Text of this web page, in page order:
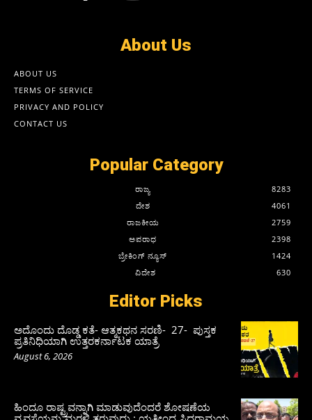
About Us
ABOUT US
TERMS OF SERVICE
PRIVACY AND POLICY
CONTACT US
Popular Category
ರಾಜ್ಯ
8283
ದೇಶ
4061
ರಾಜಕೀಯ
2759
ಅಪರಾಧ
2398
ಬ್ರೇಕಿಂಗ್ ನ್ಯೂಸ್
1424
ವಿದೇಶ
630
Editor Picks
ಅದೊಂದು ದೊಡ್ಡ ಕತೆ- ಆತ್ಮಕಥನ ಸರಣಿ- 27- ಪುಸ್ತಕ
ಪ್ರತಿನಿಧಿಯಾಗಿ ಉತ್ತರಕರ್ನಾಟಕ ಯಾತ್ರೆ
August 6, 2026
ಹಿಂದೂ ರಾಷ್ಟ್ರವನ್ನಾಗಿ ಮಾಡುವುದೆಂದರೆ ಶೋಷಣೆಯ